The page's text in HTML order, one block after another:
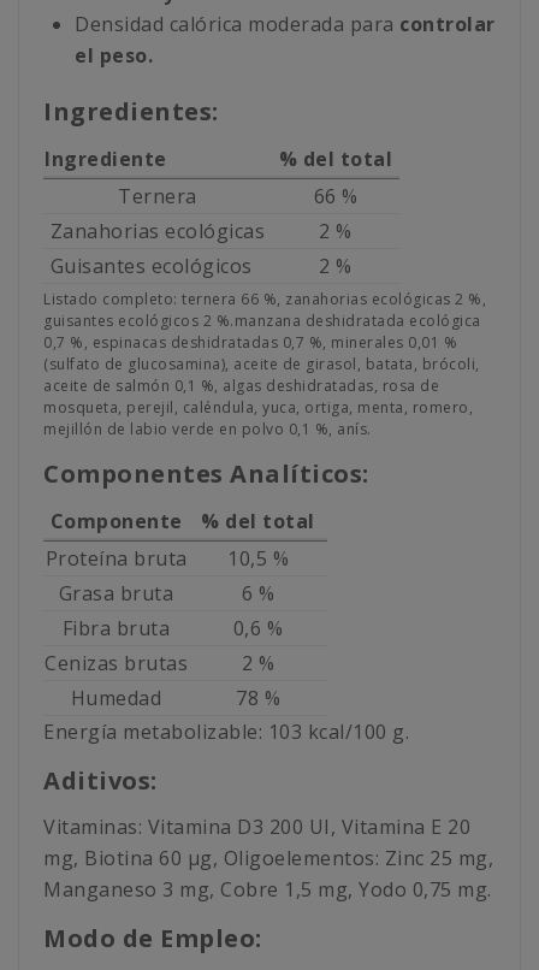
Densidad calórica moderada para controlar
el peso.
Ingredientes:
Ingrediente
% del total
Ternera
66 %
Zanahorias ecológicas
2 %
Guisantes ecológicos
2 %
Listado completo: ternera 66 %, zanahorias ecológicas 2 %,
guisantes ecológicos 2 %.manzana deshidratada ecológica
0,7 %, espinacas deshidratadas 0,7 %, minerales 0,01 %
(sulfato de glucosamina), aceite de girasol, batata, brócoli,
aceite de salmón 0,1 %, algas deshidratadas, rosa de
mosqueta, perejil, caléndula, yuca, ortiga, menta, romero,
mejillón de labio verde en polvo 0,1 %, anís.
Componentes Analíticos:
Componente
% del total
Proteína bruta
10,5 %
Grasa bruta
6 %
Fibra bruta
0,6 %
Cenizas brutas
2 %
Humedad
78 %
Energía metabolizable: 103 kcal/100 g.
Aditivos:
Vitaminas: Vitamina D3 200 UI, Vitamina E 20
mg, Biotina 60 µg, Oligoelementos: Zinc 25 mg,
Manganeso 3 mg, Cobre 1,5 mg, Yodo 0,75 mg.
Modo de Empleo: